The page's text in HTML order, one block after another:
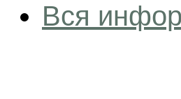
Вся